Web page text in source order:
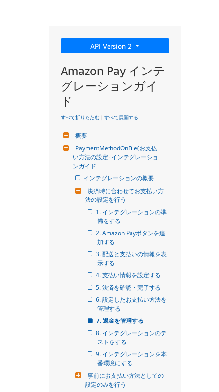
API Version 2
Amazon Pay インテ
グレーションガイ
ド
すべて折りたたむ | すべて展開する
概要
PaymentMethodOnFile(お支払
い方法の設定) インテグレーショ
ンガイド
インテグレーションの概要
決済時に合わせてお支払い方
法の設定を行う
1. インテグレーションの準
備をする
2. Amazon Payボタンを追
加する
3. 配送と支払いの情報を表
示する
4. 支払い情報を設定する
5. 決済を確認・完了する
6. 設定したお支払い方法を
管理する
7. 返金を管理する
8. インテグレーションのテ
ストをする
9. インテグレーションを本
番環境にする
事前にお支払い方法としての
設定のみを行う